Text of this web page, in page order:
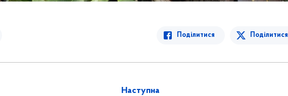
Поділитися Поділитися
Наступна